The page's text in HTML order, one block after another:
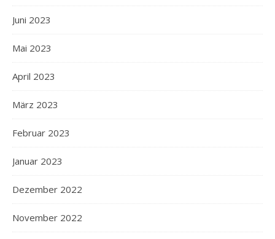
Juni 2023
Mai 2023
April 2023
März 2023
Februar 2023
Januar 2023
Dezember 2022
November 2022